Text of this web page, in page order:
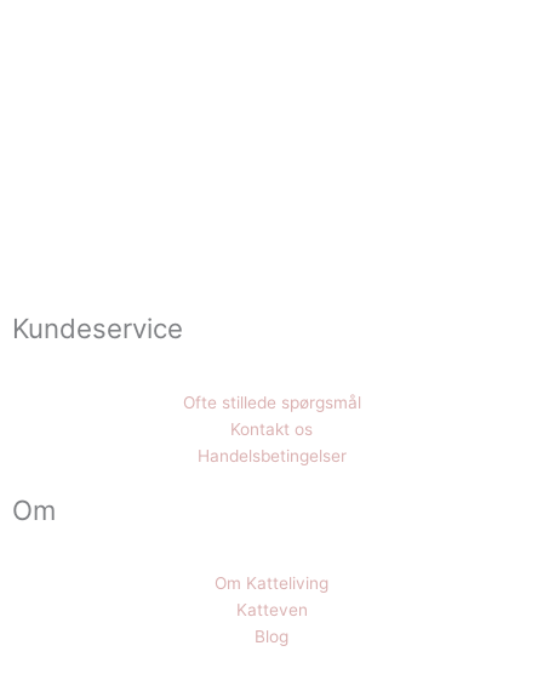
Kundeservice
Ofte stillede spørgsmål
Kontakt os
Handelsbetingelser
Om
Om Katteliving
Katteven
Blog